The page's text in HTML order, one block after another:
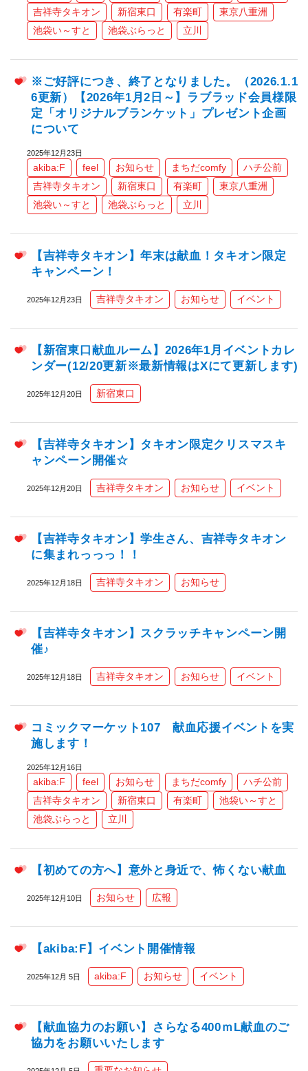
吉祥寺タキオン
新宿東口 有楽町
東京八重洲
池袋い～すと
池袋ぶらっと 立川
※ご好評につき、終了となりました。（2026.1.1
6更新）【2026年1月2日～】ラブラッド会員様限
定「オリジナルブランケット」プレゼント企画
について
2025年12月23日
akiba:F feel お知らせ まちだcomfy
ハチ公前
吉祥寺タキオン
新宿東口 有楽町
東京八重洲
池袋い～すと
池袋ぶらっと 立川
【吉祥寺タキオン】年末は献血！タキオン限定
キャンペーン！
2025年12月23日 吉祥寺タキオン お知らせ イベント
【新宿東口献血ルーム】2026年1月イベントカレ
ンダー(12/20更新※最新情報はXにて更新します)
2025年12月20日 新宿東口
【吉祥寺タキオン】タキオン限定クリスマスキ
ャンペーン開催☆
2025年12月20日 吉祥寺タキオン お知らせ イベント
【吉祥寺タキオン】学生さん、吉祥寺タキオン
に集まれっっっ！！
2025年12月18日 吉祥寺タキオン お知らせ
【吉祥寺タキオン】スクラッチキャンペーン開
催♪
2025年12月18日 吉祥寺タキオン お知らせ イベント
コミックマーケット107 献血応援イベントを実
施します！
2025年12月16日
akiba:F feel お知らせ まちだcomfy
ハチ公前
吉祥寺タキオン
新宿東口 有楽町
池袋い～すと
池袋ぶらっと
立川
【初めての方へ】意外と身近で、怖くない献血
2025年12月10日 お知らせ 広報
【akiba:F】イベント開催情報
2025年12月 5日 akiba:F お知らせ イベント
【献血協力のお願い】さらなる400ｍL献血のご
協力をお願いいたします